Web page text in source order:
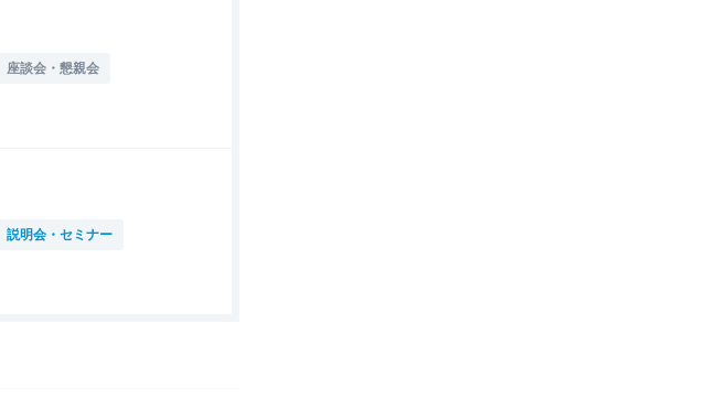
座談会・懇親会
説明会・セミナー